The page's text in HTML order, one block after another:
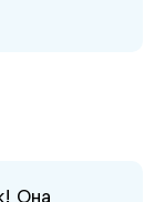
Она